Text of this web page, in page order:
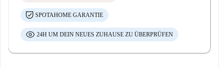
SPOTAHOME GARANTIE
24H UM DEIN NEUES ZUHAUSE ZU ÜBERPRÜFEN